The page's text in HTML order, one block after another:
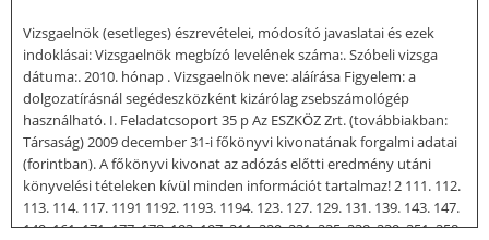
Vizsgaelnök (esetleges) észrevételei, módosító javaslatai és ezek
indoklásai: Vizsgaelnök megbízó levelének száma:. Szóbeli vizsga
dátuma:. 2010. hónap . Vizsgaelnök neve: aláírása Figyelem: a
dolgozatírásnál segédeszközként kizárólag zsebszámológép
használható. I. Feladatcsoport 35 p Az ESZKÖZ Zrt. (továbbiakban:
Társaság) 2009 december 31-i főkönyvi kivonatának forgalmi adatai
(forintban). A főkönyvi kivonat az adózás előtti eredmény utáni
könyvelési tételeken kívül minden információt tartalmaz! 2 111. 112.
113. 114. 117. 1191 1192. 1193. 1194. 123. 127. 129. 131. 139. 143. 147.
149. 161. 171. 177. 178. 193. 197. 211. 229. 231. 235. 238. 239. 251. 258.